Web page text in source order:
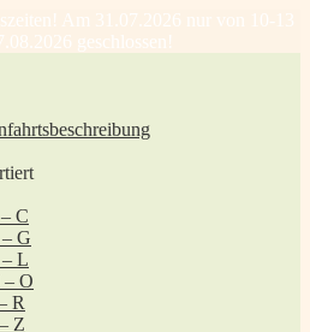
Am 31.07.2026 nur von 10-13
geschlossen!
C
G
L
– O
R
Z